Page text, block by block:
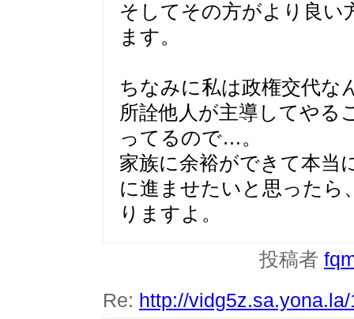
そしてその方がより良い
ます。
ちなみに私は政権交代な
所詮他人が主導してやる
ってるので…。
家族に余裕ができて本当
に進ませたいと思ったら
りますよ。
投稿者
Re: http://